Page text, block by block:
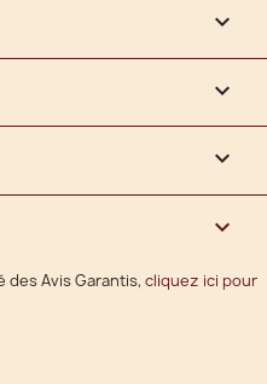



keyboard_arrow_down
des Avis Garantis, cliquez ici pour